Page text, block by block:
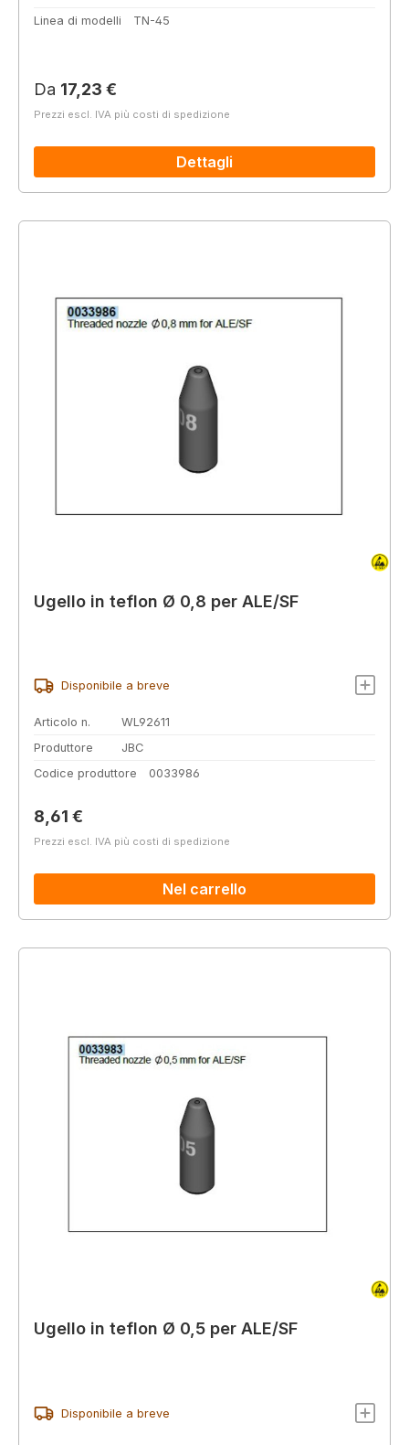
Linea di modelli
TN-45
Prezzo normale:
Da 17,23 €
Prezzi escl. IVA più costi di spedizione
Dettagli
Ugello in teflon Ø 0,8 per ALE/SF
Disponibile a breve
Articolo n.
WL92611
Produttore
JBC
Codice produttore
0033986
Prezzo normale:
8,61 €
Prezzi escl. IVA più costi di spedizione
Nel carrello
Ugello in teflon Ø 0,5 per ALE/SF
Disponibile a breve